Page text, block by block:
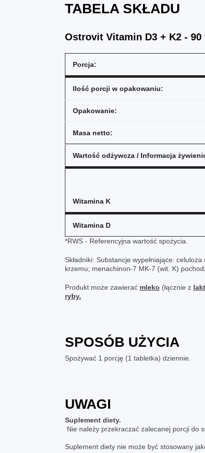
TABELA SKŁADU
Ostrovit Vitamin D3 + K2 - 90
Porcja:
Ilość porcji w opakowaniu:
Opakowanie:
Masa netto:
Wartość odżywcza / Informacja
Witamina K
Witamina D
*RWS - Referencyjna wartość spożycia.
Składniki: Substancje wypełniające:
krzemu; menachinon-7 MK-7 (wit. K)
Produkt może zawierać mleko (łącznie z
ryby.
SPOSÓB UŻYCIA
Spożywać 1 porcję (1 tabletka) dziennie.
UWAGI
Suplement diety.
Nie należy przekraczać zalecanej porcji do
Suplement diety nie może być stosowany